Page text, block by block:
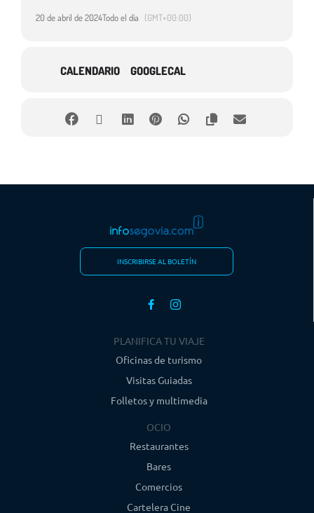
20 de abril de 2024Todo el día (GMT+00:00)
CALENDARIO GOOGLECAL
INSCRIBIRSE AL BOLETÍN
PLANIFICA TU VIAJE
Oficinas de turismo
Visitas Guiadas
Folletos y multimedia
OCIO
Restaurantes
Bares
Comercios
Cartelera Cine